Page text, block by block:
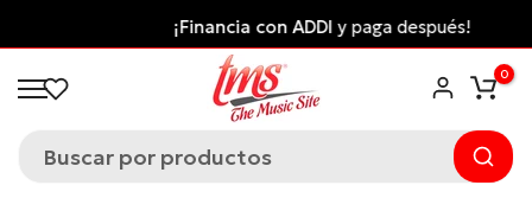
al
contenido
¡Financia con ADDIy paga después!
0